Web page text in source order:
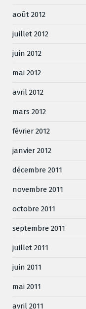
août 2012
juillet 2012
juin 2012
mai 2012
avril 2012
mars 2012
février 2012
janvier 2012
décembre 2011
novembre 2011
octobre 2011
septembre 2011
juillet 2011
juin 2011
mai 2011
avril 2011